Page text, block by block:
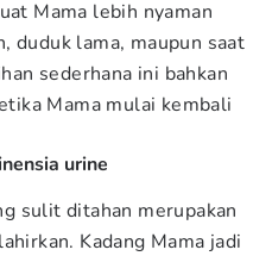
Mama lebih nyaman
duduk lama, maupun saat
sederhana ini bahkan
Mama mulai kembali
urine
sulit ditahan merupakan
Kadang Mama jadi